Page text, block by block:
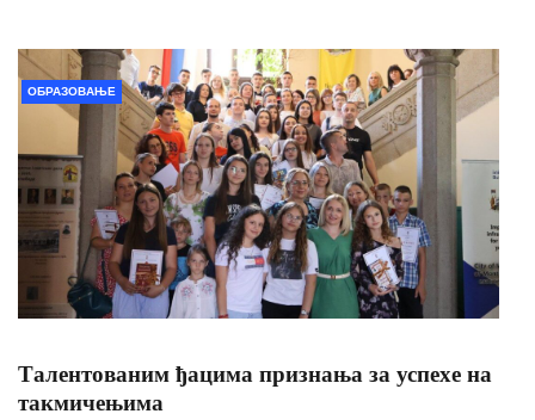
ОБРАЗОВАЊЕ
Талентованим ђацима признања за успехе на
такмичењима